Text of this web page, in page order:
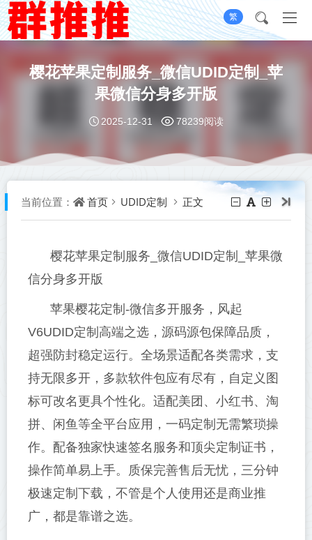
繁
樱花苹果定制服务_微信UDID定制_苹
果微信分身多开版
2025-12-31 78239阅读
当前位置： 首页 UDID定制 正文
樱花苹果定制服务_微信UDID定制_苹果微
信分身多开版
苹果樱花定制-微信多开服务，风起
V6UDID定制高端之选，源码源包保障品质，
超强防封稳定运行。全场景适配各类需求，支
持无限多开，多款软件包应有尽有，自定义图
标可改名更具个性化。适配美团、小红书、淘
拼、闲鱼等全平台应用，一码定制无需繁琐操
作。配备独家快速签名服务和顶尖定制证书，
操作简单易上手。质保完善售后无忧，三分钟
极速定制下载，不管是个人使用还是商业推
广，都是靠谱之选。